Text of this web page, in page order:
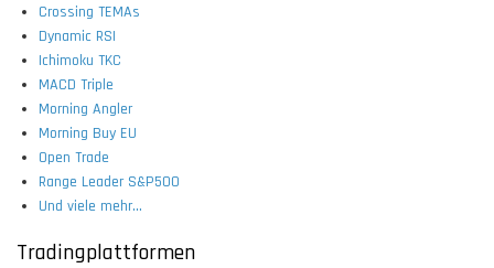
Crossing TEMAs
Dynamic RSI
Ichimoku TKC
MACD Triple
Morning Angler
Morning Buy EU
Open Trade
Range Leader S&P500
Und viele mehr...
Tradingplattformen